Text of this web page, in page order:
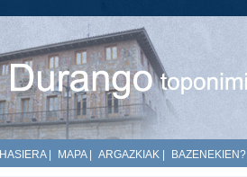
HASIERA| MAPA| ARGAZKIAK BAZENEKIEN?